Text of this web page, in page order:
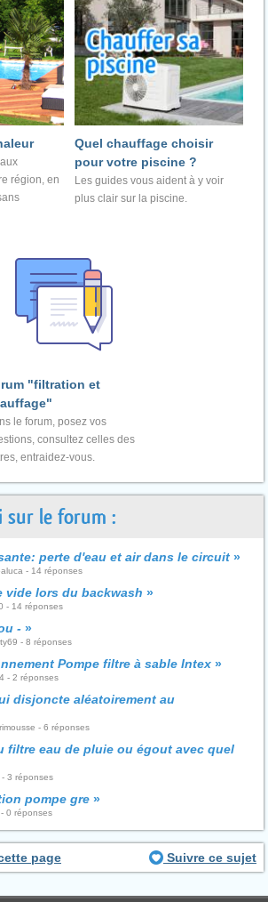
région, en
Quel chauffage choisir
pour votre piscine ?
Les guides vous aident à y voir
plus clair sur la piscine.
"filtration et
le forum, posez vos
consultez celles des
entraidez-vous.
sur le forum :
perte d'eau et air dans le circuit »
- 14 réponses
vide lors du backwash »
- 14 réponses
- »
- 8 réponses
Pompe filtre à sable Intex »
- 2 réponses
disjoncte aléatoirement au
- 6 réponses
filtre eau de pluie ou égout avec quel
3 réponses
pompe gre »
0 réponses
page Suivre ce sujet